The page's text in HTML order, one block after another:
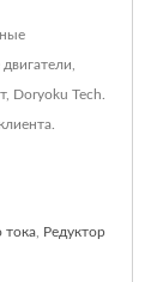
Doryoku Tech.
тока Редуктор